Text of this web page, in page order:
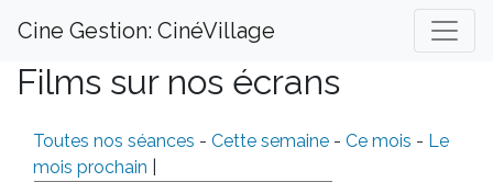
Cine Gestion: CinéVillage
Films sur nos écrans
Toutes nos séances - Cette semaine - Ce mois - Le
mois prochain